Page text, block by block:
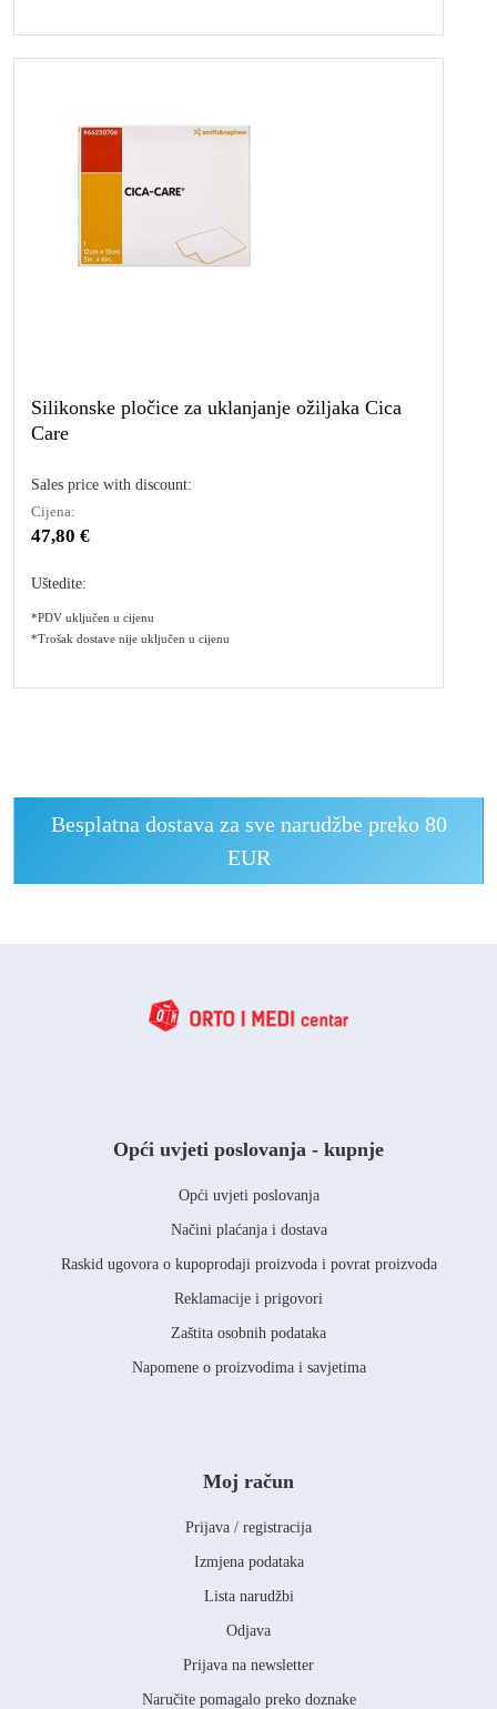
Silikonske pločice za uklanjanje ožiljaka Cica
Care
Sales price with discount:
Cijena:
47,80 €
Uštedite:
*PDV uključen u cijenu
*Trošak dostave nije uključen u cijenu
Besplatna dostava za sve narudžbe preko 80
EUR
Opći uvjeti poslovanja - kupnje
Opći uvjeti poslovanja
Načini plaćanja i dostava
Raskid ugovora o kupoprodaji proizvoda i povrat proizvoda
Reklamacije i prigovori
Zaštita osobnih podataka
Napomene o proizvodima i savjetima
Moj račun
Prijava / registracija
Izmjena podataka
Lista narudžbi
Odjava
Prijava na newsletter
Naručite pomagalo preko doznake